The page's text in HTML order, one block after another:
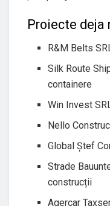
Proiecte deja
R&M Belts
Silk Route
containere
Win Invest
Nello
Global Ștef
Strade
construcții
Agercar